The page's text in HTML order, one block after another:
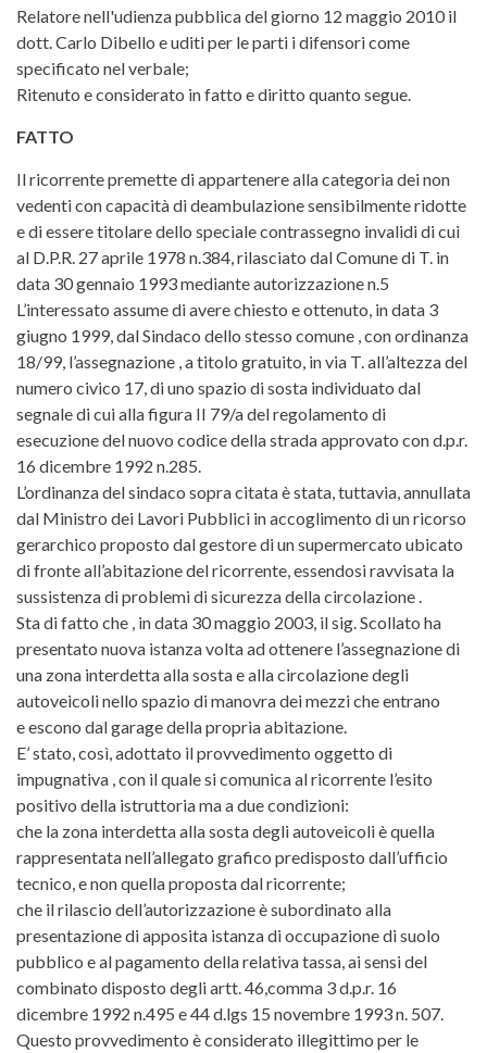
Relatore nell'udienza pubblica del giorno 12 maggio 2010 il
dott. Carlo Dibello e uditi per le parti i difensori come
specificato nel verbale;
Ritenuto e considerato in fatto e diritto quanto segue.
FATTO
Il ricorrente premette di appartenere alla categoria dei non
vedenti con capacità di deambulazione sensibilmente ridotte
e di essere titolare dello speciale contrassegno invalidi di cui
al D.P.R. 27 aprile 1978 n.384, rilasciato dal Comune di T. in
data 30 gennaio 1993 mediante autorizzazione n.5
L’interessato assume di avere chiesto e ottenuto, in data 3
giugno 1999, dal Sindaco dello stesso comune , con ordinanza
18/99, l’assegnazione , a titolo gratuito, in via T. all’altezza del
numero civico 17, di uno spazio di sosta individuato dal
segnale di cui alla figura II 79/a del regolamento di
esecuzione del nuovo codice della strada approvato con d.p.r.
16 dicembre 1992 n.285.
L’ordinanza del sindaco sopra citata è stata, tuttavia, annullata
dal Ministro dei Lavori Pubblici in accoglimento di un ricorso
gerarchico proposto dal gestore di un supermercato ubicato
di fronte all’abitazione del ricorrente, essendosi ravvisata la
sussistenza di problemi di sicurezza della circolazione .
Sta di fatto che , in data 30 maggio 2003, il sig. Scollato ha
presentato nuova istanza volta ad ottenere l’assegnazione di
una zona interdetta alla sosta e alla circolazione degli
autoveicoli nello spazio di manovra dei mezzi che entrano
e escono dal garage della propria abitazione.
E’ stato, così, adottato il provvedimento oggetto di
impugnativa , con il quale si comunica al ricorrente l’esito
positivo della istruttoria ma a due condizioni:
che la zona interdetta alla sosta degli autoveicoli è quella
rappresentata nell’allegato grafico predisposto dall’ufficio
tecnico, e non quella proposta dal ricorrente;
che il rilascio dell’autorizzazione è subordinato alla
presentazione di apposita istanza di occupazione di suolo
pubblico e al pagamento della relativa tassa, ai sensi del
combinato disposto degli artt. 46,comma 3 d.p.r. 16
dicembre 1992 n.495 e 44 d.lgs 15 novembre 1993 n. 507.
Questo provvedimento è considerato illegittimo per le